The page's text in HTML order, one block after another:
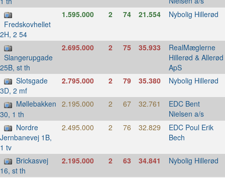
Fredskovhellet
2H, 2 54
1.595.000 2 74 21.554 Nybolig Hillerød
Slangerupgade
25B, st th
2.695.000 2 75 35.933 RealMæglerne
Hillerød & Allerød
ApS
Slotsgade
3D, 2 mf
2.795.000 2 79 35.380 Nybolig Hillerød
Møllebakken
30, 1 th
2.195.000 2 67 32.761 EDC Bent
Nielsen a/s
Nordre
Jernbanevej 1B,
1 tv
2.495.000 2 76 32.829 EDC Poul Erik
Bech
Brickasvej
16, st th
2.195.000 2 63 34.841 Nybolig Hillerød